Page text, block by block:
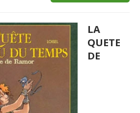
LA
QUETE
DE